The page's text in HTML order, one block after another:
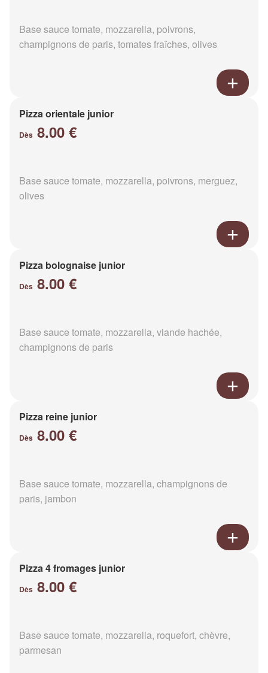
Base sauce tomate, mozzarella, poivrons,
champignons de paris, tomates fraîches, olives
Pizza orientale junior
Dès 8.00 €
Base sauce tomate, mozzarella, poivrons, merguez,
olives
Pizza bolognaise junior
Dès 8.00 €
Base sauce tomate, mozzarella, viande hachée,
champignons de paris
Pizza reine junior
Dès 8.00 €
Base sauce tomate, mozzarella, champignons de
paris, jambon
Pizza 4 fromages junior
Dès 8.00 €
Base sauce tomate, mozzarella, roquefort, chèvre,
parmesan